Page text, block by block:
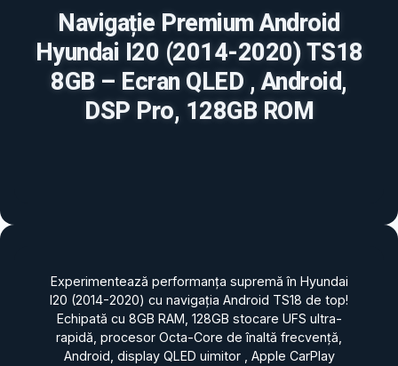
Navigație Premium Android
Hyundai I20 (2014-2020) TS18
8GB – Ecran QLED , Android,
DSP Pro, 128GB ROM
Experimentează performanța supremă în Hyundai
I20 (2014-2020) cu navigația Android TS18 de top!
Echipată cu 8GB RAM, 128GB stocare UFS ultra-
rapidă, procesor Octa-Core de înaltă frecvență,
Android, display QLED uimitor , Apple CarPlay